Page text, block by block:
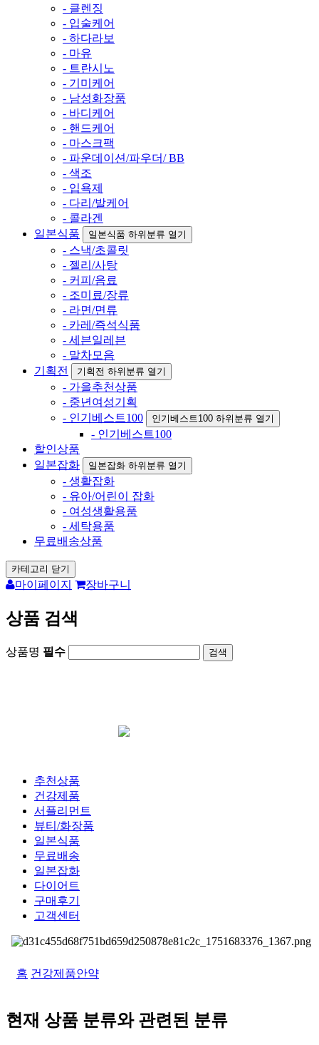
- 클렌징
- 입술케어
- 하다라보
- 마유
- 트란시노
- 기미케어
- 남성화장품
- 바디케어
- 핸드케어
- 마스크팩
- 파운데이션/파우더/ BB
- 색조
- 입욕제
- 다리/발케어
- 콜라겐
일본식품
일본식품 하위분류 열기
- 스낵/초콜릿
- 젤리/사탕
- 커피/음료
- 조미료/장류
- 라면/면류
- 카레/즉석식품
- 세븐일레븐
- 말차모음
기획전
기획전 하위분류 열기
- 가을추천상품
- 중년여성기획
- 인기베스트100
인기베스트100 하위분류 열기
- 인기베스트100
할인상품
일본잡화
일본잡화 하위분류 열기
- 생활잡화
- 유아/어린이 잡화
- 여성생활용품
- 세탁용품
무료배송상품
카테고리 닫기
마이페이지 장바구니
상품 검색
상품명 필수
추천상품
건강제품
서플리먼트
뷰티/화장품
일본식품
무료배송
일본잡화
다이어트
구매후기
고객센터
홈 건강제품안약
현재 상품 분류와 관련된 분류